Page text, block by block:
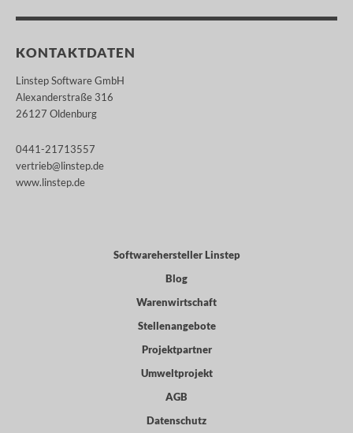
KONTAKTDATEN
Linstep Software GmbH
Alexanderstraße 316
26127 Oldenburg
0441-21713557
vertrieb@linstep.de
www.linstep.de
Softwarehersteller Linstep
Blog
Warenwirtschaft
Stellenangebote
Projektpartner
Umweltprojekt
AGB
Datenschutz